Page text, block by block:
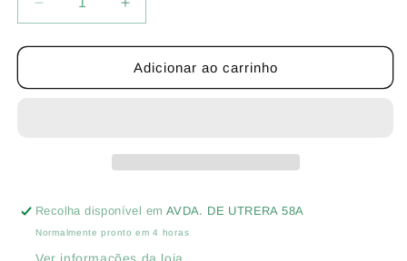
Diminuir
a
quantidade
GALLARDIA
DE
SEMENTES
Aumentar
a
quantidade
de
GALLARDIA
DE
SEMENTES
Adicionar ao carrinho
Recolha disponível em AVDA. DE UTRERA 58A
Normalmente pronto em 4 horas